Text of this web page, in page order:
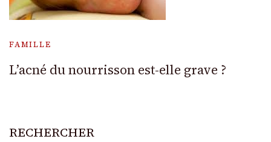
FAMILLE
L’acné du nourrisson est-elle grave ?
RECHERCHER